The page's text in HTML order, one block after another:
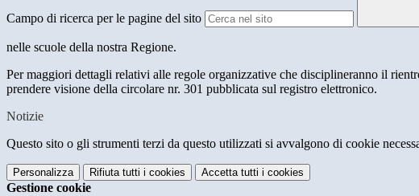
Campo di ricerca per le pagine del sito
nelle scuole della nostra Regione.
Per maggiori dettagli relativi alle regole organizzative che disciplineranno il
prendere visione della circolare nr. 301 pubblicata sul registro elettronico.
Notizie
Questo sito o gli strumenti terzi da questo utilizzati si avvalgono di cookie
Personalizza Rifiuta tutti i cookies Accetta tutti i cookies
Gestione cookie